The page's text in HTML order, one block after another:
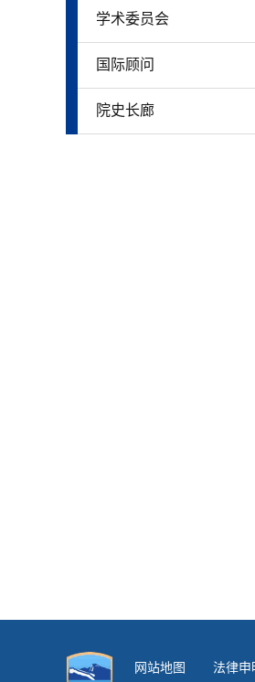
学术委员会
国际顾问
院史长廊
网站地图 法律申